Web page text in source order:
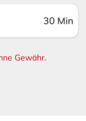
29 Min
Gewähr.